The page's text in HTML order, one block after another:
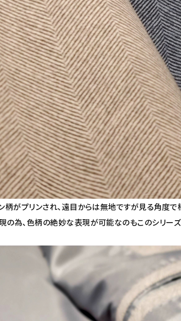
柄がプリンされ、遠目からは無地ですが見る角度
の為、色柄の絶妙な表現が可能なのもこのシリー